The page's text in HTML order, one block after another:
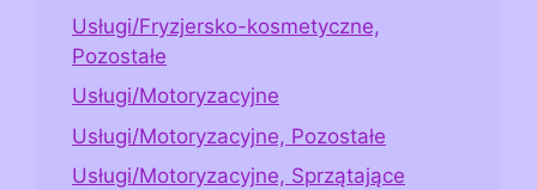
Usługi/Fryzjersko-kosmetyczne,
Pozostałe
Usługi/Motoryzacyjne
Usługi/Motoryzacyjne, Pozostałe
Usługi/Motoryzacyjne, Sprzątające